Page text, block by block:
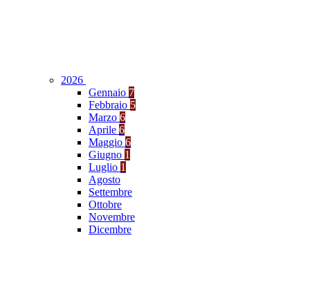
2026
Gennaio 7
Febbraio 5
Marzo 6
Aprile 6
Maggio 6
Giugno 1
Luglio 1
Agosto
Settembre
Ottobre
Novembre
Dicembre